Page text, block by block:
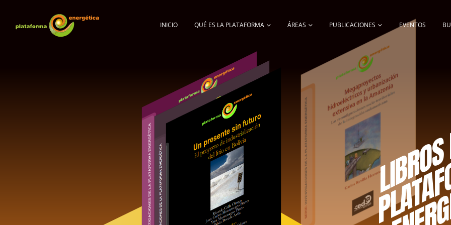
INICIO QUÉ ES LA PLATAFORMA ÁREAS PUBLICACIONES EVENTOS